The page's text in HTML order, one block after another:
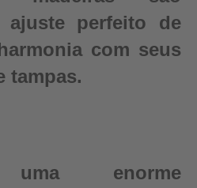
ajuste perfeito de
com seus
tampas.
uma enorme